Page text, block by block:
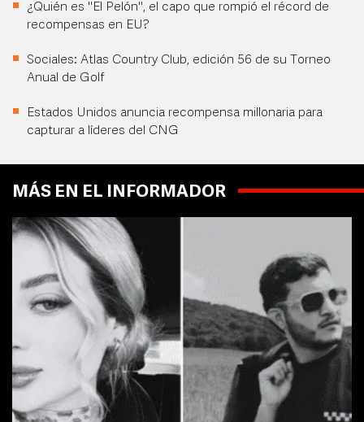
¿Quién es "El Pelón", el capo que rompió el récord de
recompensas en EU?
Sociales: Atlas Country Club, edición 56 de su Torneo
Anual de Golf
Estados Unidos anuncia recompensa millonaria para
capturar a líderes del CNG
MÁS EN EL INFORMADOR